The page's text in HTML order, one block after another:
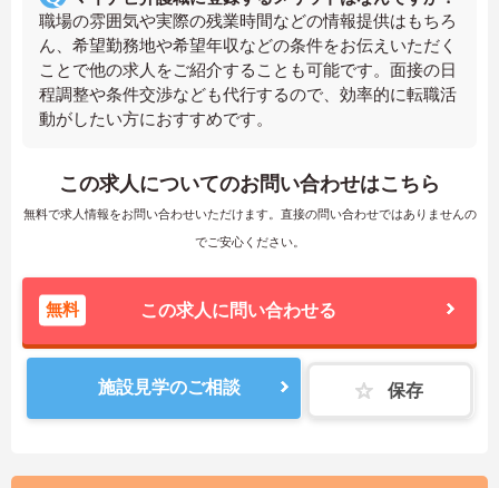
職場の雰囲気や実際の残業時間などの情報提供はもちろ
ん、希望勤務地や希望年収などの条件をお伝えいただく
ことで他の求人をご紹介することも可能です。面接の日
程調整や条件交渉なども代行するので、効率的に転職活
動がしたい方におすすめです。
この求人についてのお問い合わせはこちら
無料で求人情報をお問い合わせいただけます。直接の問い合わせではありませんの
でご安心ください。
無料 この求人に問い合わせる
施設見学のご相談 保存